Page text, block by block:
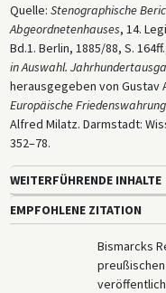
Quelle: Stenographische
Abgeordnetenhauses, 14.
Bd.1. Berlin, 1885/88, S.
in Auswahl.
herausgegeben von Gustav
Europäische Friedenswahrung
Alfred Milatz. Darmstadt:
352–78.
WEITERFÜHRENDE INHALTE
EMPFOHLENE ZITATION
Bismarcks